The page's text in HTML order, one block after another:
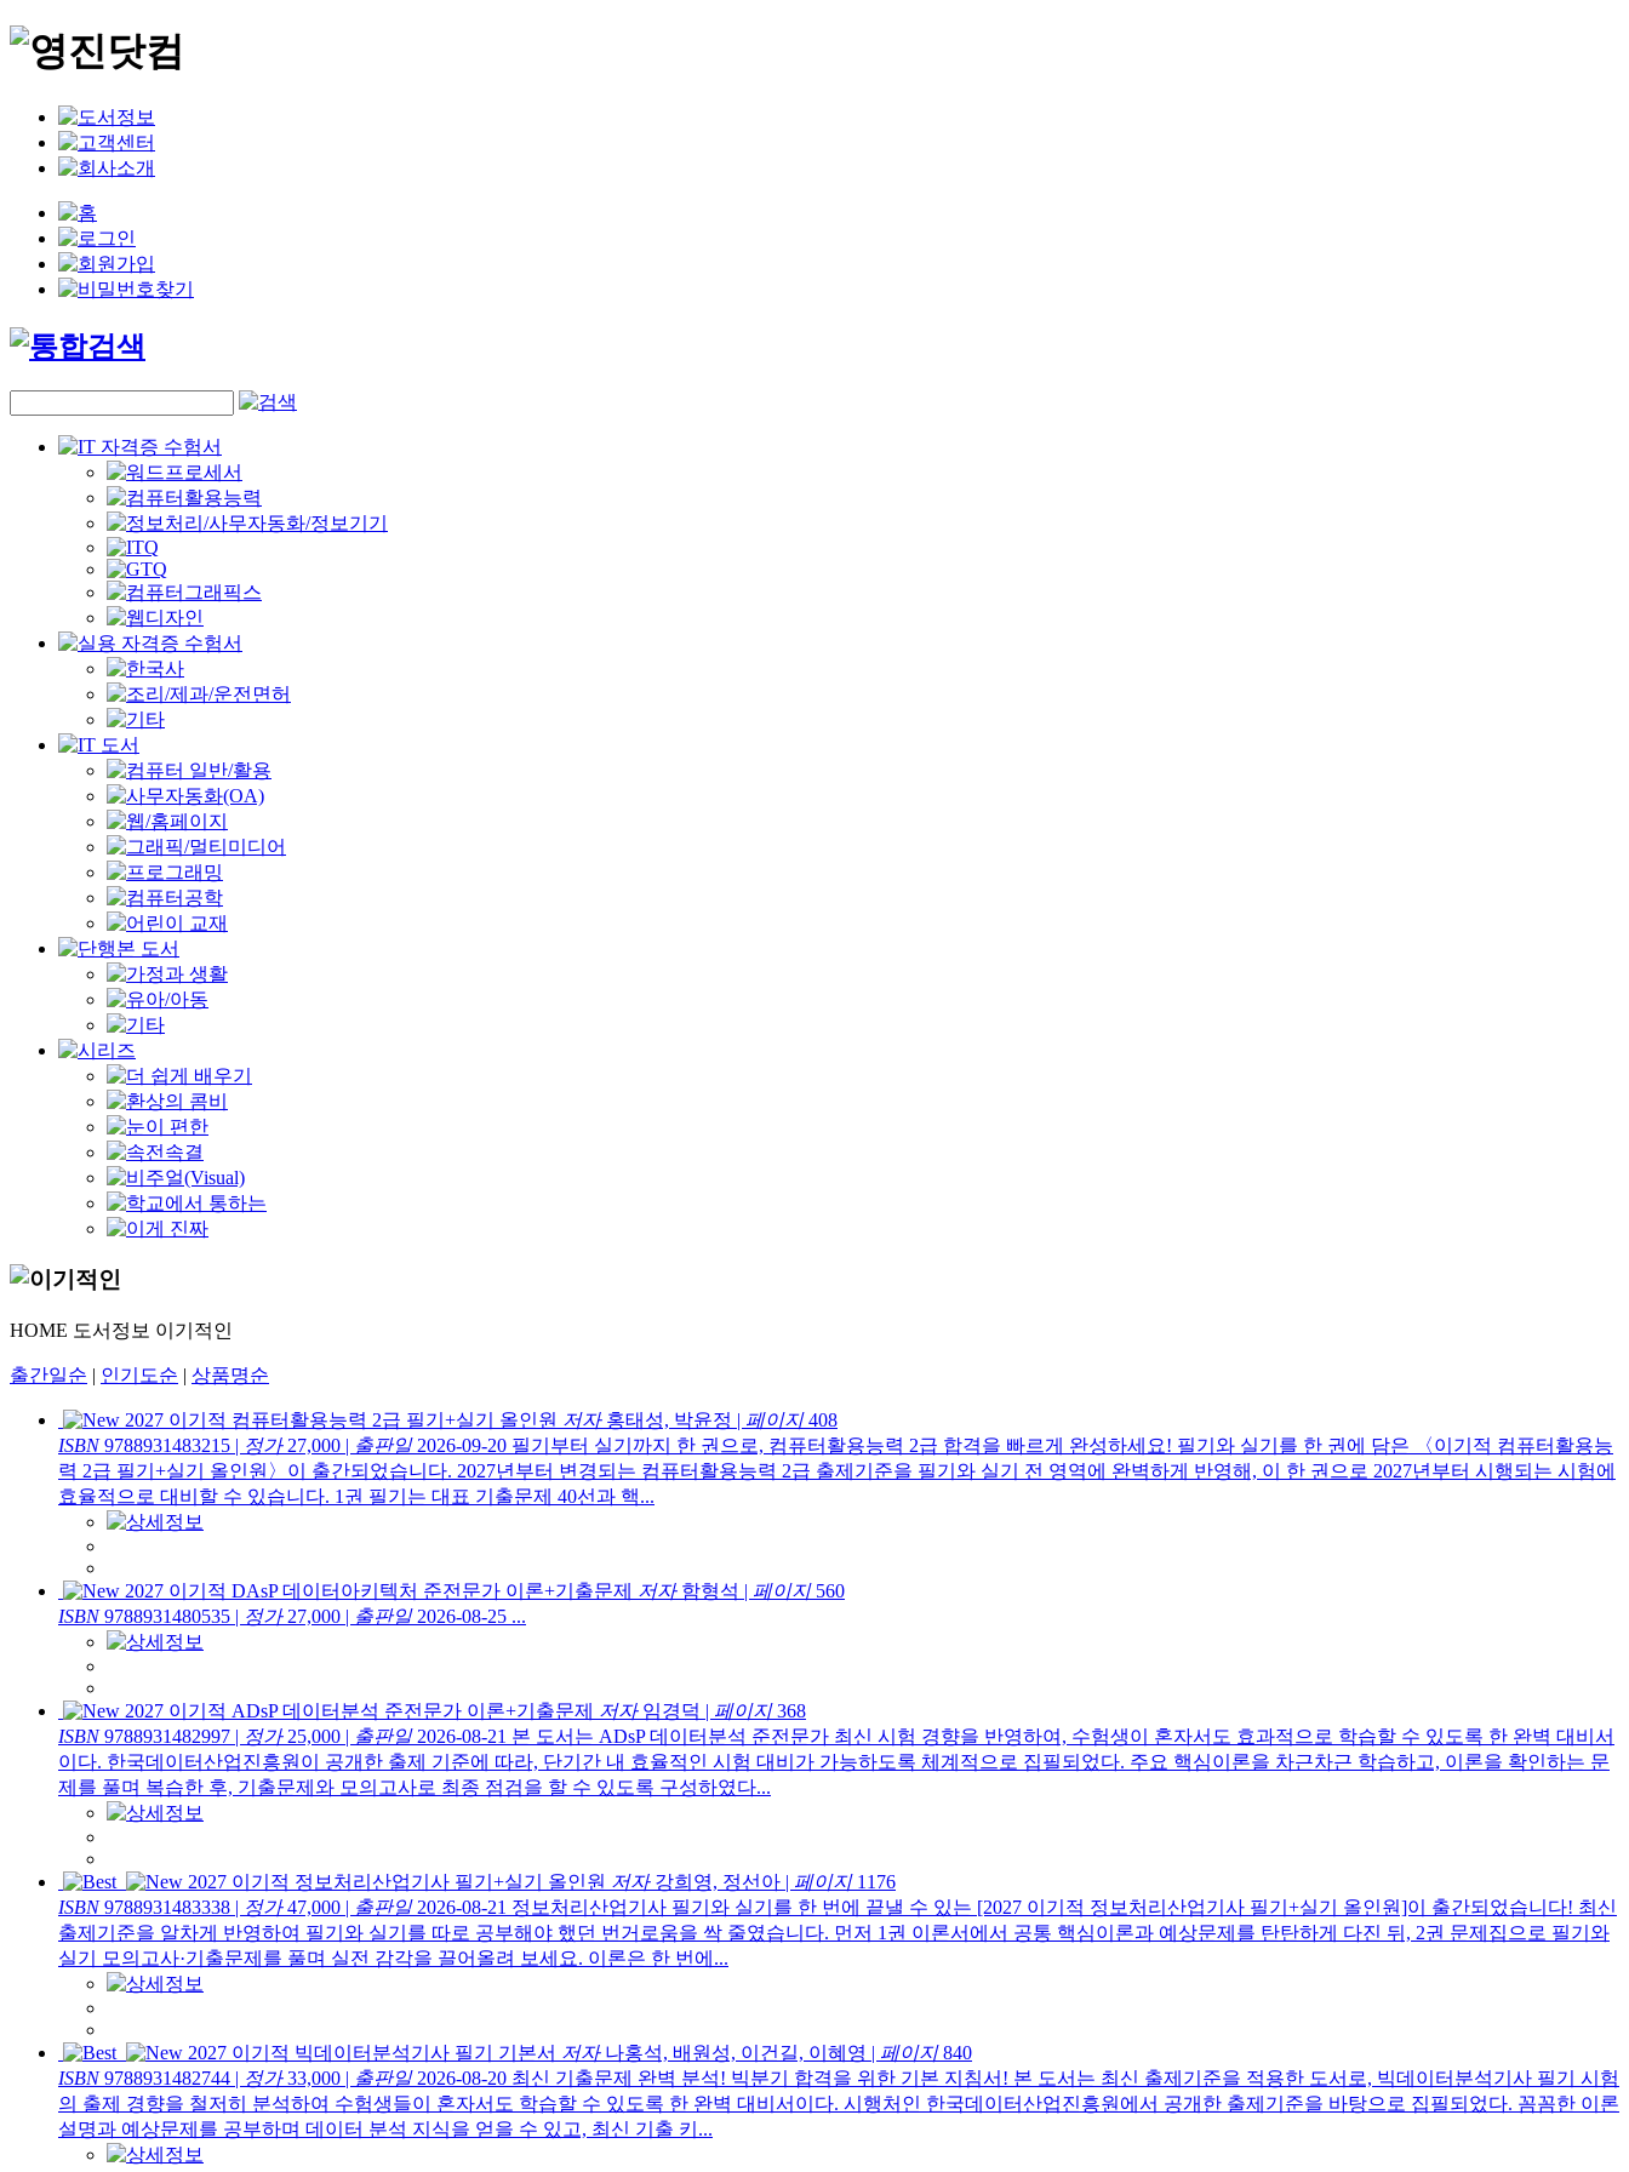
HOME 도서정보 이기적인
출간일순 | 인기도순 | 상품명순
2027 이기적 컴퓨터활용능력 2급 필기+실기 올인원 저자홍태성, 박윤정 | 페이지408
ISBN9788931483215 | 정가27,000 | 출판일2026-09-20 필기부터 실기까지 한 권으로, 컴퓨터활용능력 2급 합격을 빠르게 완성하세요! 필기와 실기를 한 권에 담은 〈이기적 컴퓨터활용능
력 2급 필기+실기 올인원〉이 출간되었습니다. 2027년부터 변경되는 컴퓨터활용능력 2급 출제기준을 필기와 실기 전 영역에 완벽하게 반영해, 이 한 권으로 2027년부터 시행되는 시험에
효율적으로 대비할 수 있습니다. 1권 필기는 대표 기출문제 40선과 핵...
2027 이기적 DAsP 데이터아키텍처 준전문가 이론+기출문제 저자함형석 | 페이지560
ISBN9788931480535 | 정가27,000 | 출판일2026-08-25 ...
2027 이기적 ADsP 데이터분석 준전문가 이론+기출문제 저자임경덕 | 페이지368
ISBN9788931482997 | 정가25,000 | 출판일2026-08-21 본 도서는 ADsP 데이터분석 준전문가 최신 시험 경향을 반영하여, 수험생이 혼자서도 효과적으로 학습할 수 있도록 한 완벽 대비서
이다. 한국데이터산업진흥원이 공개한 출제 기준에 따라, 단기간 내 효율적인 시험 대비가 가능하도록 체계적으로 집필되었다. 주요 핵심이론을 차근차근 학습하고, 이론을 확인하는 문
제를 풀며 복습한 후, 기출문제와 모의고사로 최종 점검을 할 수 있도록 구성하였다...
2027 이기적 정보처리산업기사 필기+실기 올인원 저자강희영, 정선아 | 페이지1176
ISBN9788931483338 | 정가47,000 | 출판일2026-08-21 정보처리산업기사 필기와 실기를 한 번에 끝낼 수 있는 [2027 이기적 정보처리산업기사 필기+실기 올인원]이 출간되었습니다! 최신
출제기준을 알차게 반영하여 필기와 실기를 따로 공부해야 했던 번거로움을 싹 줄였습니다. 먼저 1권 이론서에서 공통 핵심이론과 예상문제를 탄탄하게 다진 뒤, 2권 문제집으로 필기와
실기 모의고사·기출문제를 풀며 실전 감각을 끌어올려 보세요. 이론은 한 번에...
2027 이기적 빅데이터분석기사 필기 기본서 저자나홍석, 배원성, 이건길, 이혜영 | 페이지840
ISBN9788931482744 | 정가33,000 | 출판일2026-08-20 최신 기출문제 완벽 분석! 빅분기 합격을 위한 기본 지침서! 본 도서는 최신 출제기준을 적용한 도서로, 빅데이터분석기사 필기 시험
의 출제 경향을 철저히 분석하여 수험생들이 혼자서도 학습할 수 있도록 한 완벽 대비서이다. 시행처인 한국데이터산업진흥원에서 공개한 출제기준을 바탕으로 집필되었다. 꼼꼼한 이론
설명과 예상문제를 공부하며 데이터 분석 지식을 얻을 수 있고, 최신 기출 키...